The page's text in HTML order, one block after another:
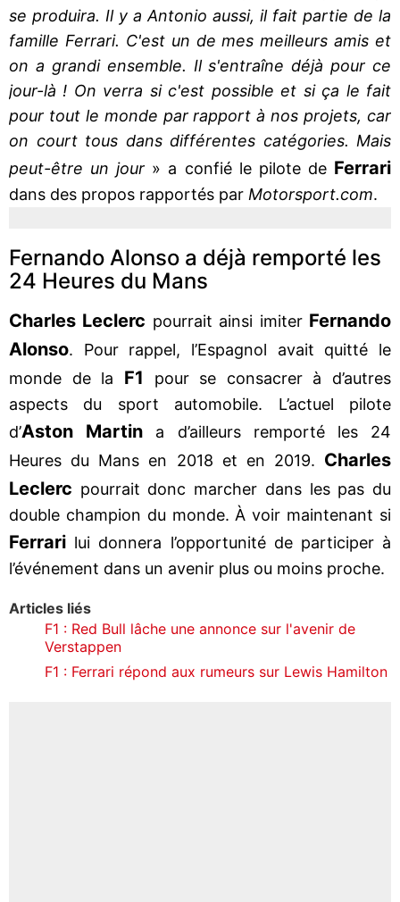
se produira. Il y a Antonio aussi, il fait partie de la
famille Ferrari. C'est un de mes meilleurs amis et
on a grandi ensemble. Il s'entraîne déjà pour ce
jour-là ! On verra si c'est possible et si ça le fait
pour tout le monde par rapport à nos projets, car
on court tous dans différentes catégories. Mais
peut-être un jour » a confié le pilote de Ferrari
dans des propos rapportés par Motorsport.com.
Fernando Alonso a déjà remporté les
24 Heures du Mans
Charles Leclerc pourrait ainsi imiter Fernando
Alonso. Pour rappel, l’Espagnol avait quitté le
monde de la F1 pour se consacrer à d’autres
aspects du sport automobile. L’actuel pilote
d’Aston Martin a d’ailleurs remporté les 24
Heures du Mans en 2018 et en 2019. Charles
Leclerc pourrait donc marcher dans les pas du
double champion du monde. À voir maintenant si
Ferrari lui donnera l’opportunité de participer à
l’événement dans un avenir plus ou moins proche.
Articles liés
F1 : Red Bull lâche une annonce sur l'avenir de
Verstappen
F1 : Ferrari répond aux rumeurs sur Lewis Hamilton